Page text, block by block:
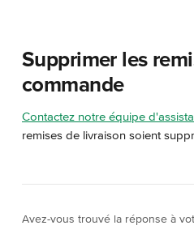
Supprimer les
commande
Contactez notre équipe
remises de livraison soient
Avez-vous trouvé la réponse à